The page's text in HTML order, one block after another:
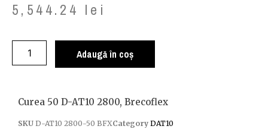
5,544.24 lei
Adaugă în coș
Curea 50 D-AT10 2800, Brecoflex
SKU D-AT10 2800-50 BFXCategory DAT10